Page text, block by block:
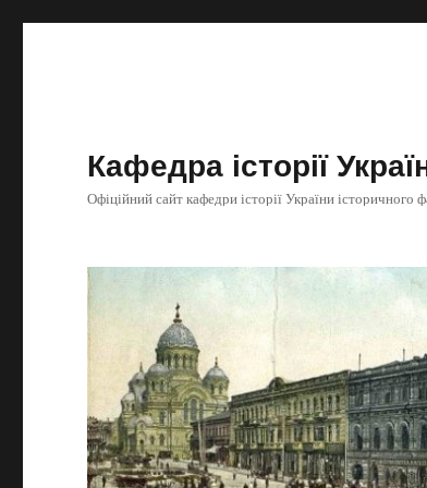
Кафедра історії
Офіційний сайт кафедри історії України історичного